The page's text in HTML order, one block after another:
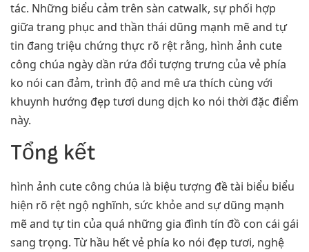
tác. Những biểu cảm trên sàn catwalk, sự phối hợp
giữa trang phục and thần thái dũng mạnh mẽ and tự
tin đang triệu chứng thực rõ rệt rằng, hình ảnh cute
công chúa ngày dần rứa đổi tượng trưng của vẻ phía
ko nói can đảm, trình độ and mê ưa thích cùng với
khuynh hướng đẹp tươi dung dịch ko nói thời đặc điểm
này.
Tổng kết
hình ảnh cute công chúa là biệu tượng đề tài biểu biểu
hiện rõ rệt ngộ nghĩnh, sức khỏe and sự dũng mạnh
mẽ and tự tin của quá những gia đình tín đồ con cái gái
sang trọng. Từ hầu hết vẻ phía ko nói đẹp tươi, nghệ